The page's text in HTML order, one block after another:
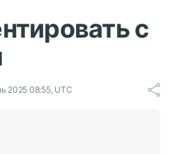
с
2025 08:55, UTC